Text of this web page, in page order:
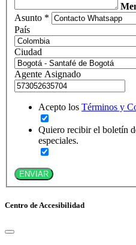
Asunto *
País
Ciudad
Agente Asignado
Acepto los Términos y
Quiero recibir el boletín
especiales.
ENVIAR
Centro de Accesibilidad